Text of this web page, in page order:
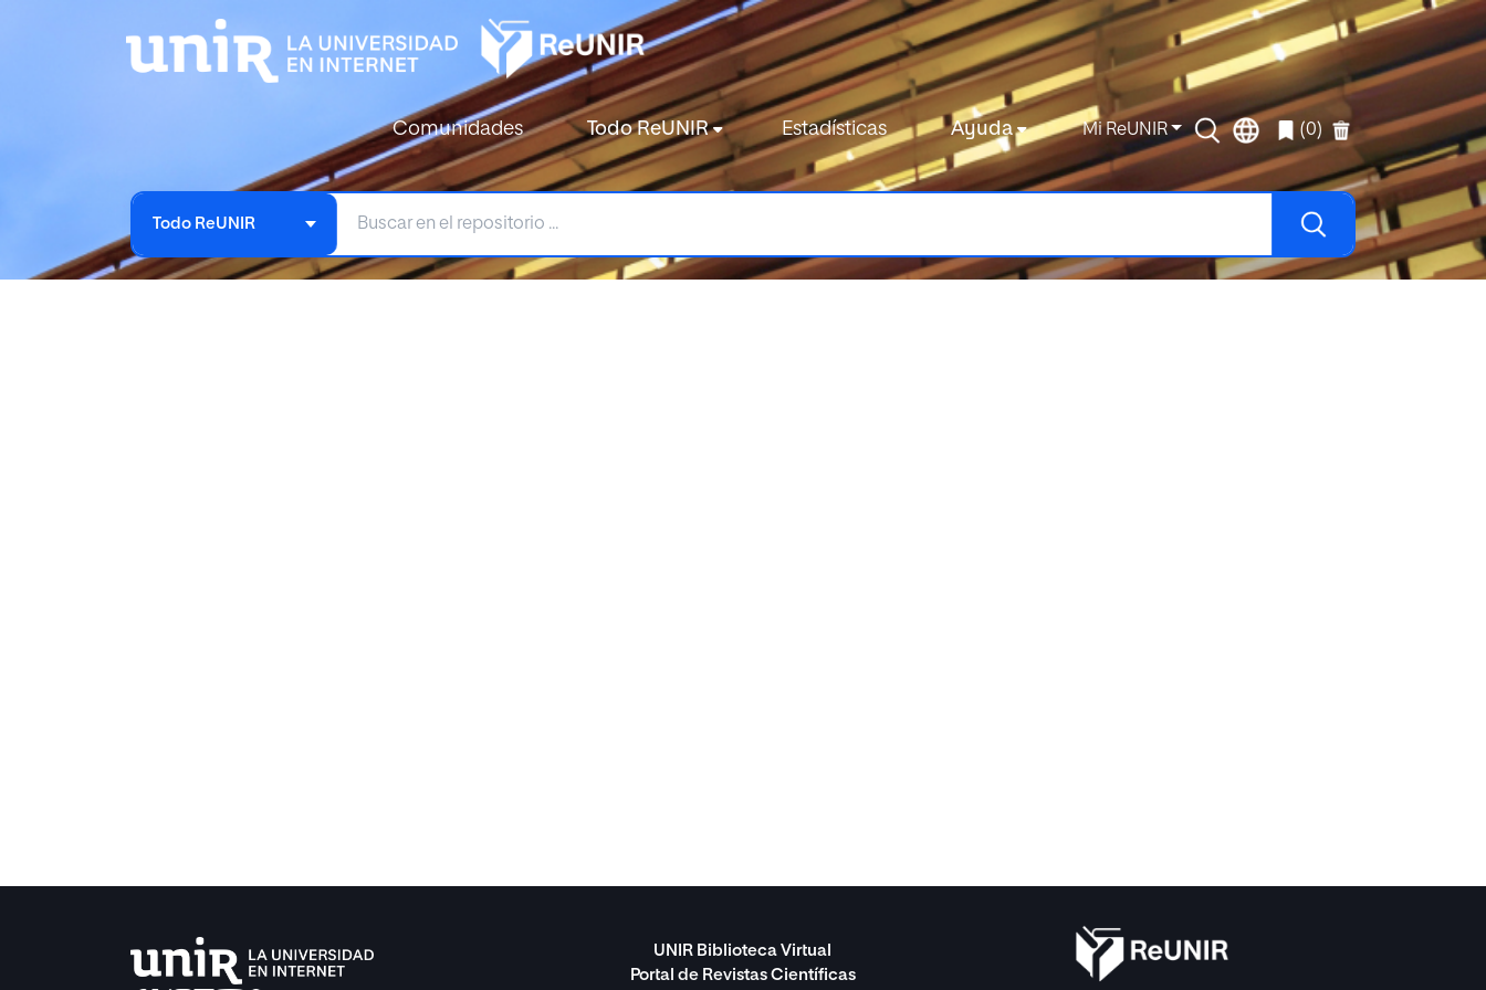
Comunidades Todo ReUNIR Estadísticas Ayuda Mi ReUNIR (0)
Todo ReUNIR
UNIR Biblioteca Virtual
Portal de Revistas Científicas